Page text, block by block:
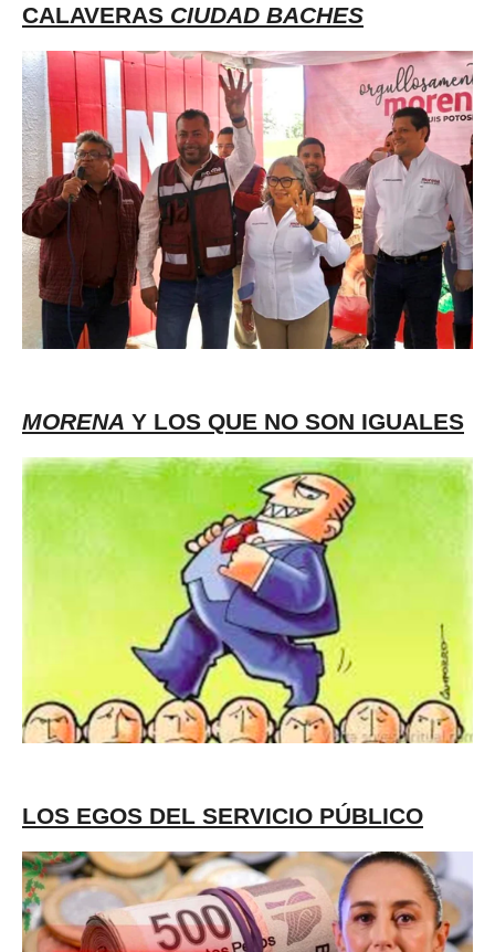
CALAVERAS CIUDAD BACHES
MORENA Y LOS QUE NO SON IGUALES
LOS EGOS DEL SERVICIO PÚBLICO